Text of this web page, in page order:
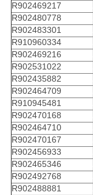
R902469217
R902480778
R902483301
R910960334
R902469216
R902531022
R902435882
R902464709
R910945481
R902470168
R902464710
R902470167
R902456933
R902465346
R902492768
R902488881